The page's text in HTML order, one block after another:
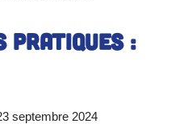
pratiques :
septembre 2024